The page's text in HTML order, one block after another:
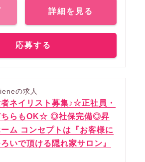
詳細を見る
応募する
の求人
ネイリスト募集♪☆正社員・
ちらもOK☆ ◎社保完備◎昇
ム コンセプトは『お客様に
いで頂ける隠れ家サロン』